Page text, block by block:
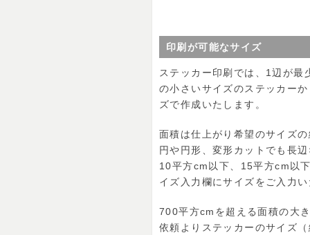
印刷が可能なサイズ
ステッカー印刷では、1辺が
の小さいサイズのステッカー
ズで作成いたします。
面積は仕上がり希望のサイズ
円や円形、変形カットでも長
10平方cm以下、15平方cm以
イズ入力欄にサイズをご入力
700平方cmを超える面積の大
依頼よりステッカーのサイズ